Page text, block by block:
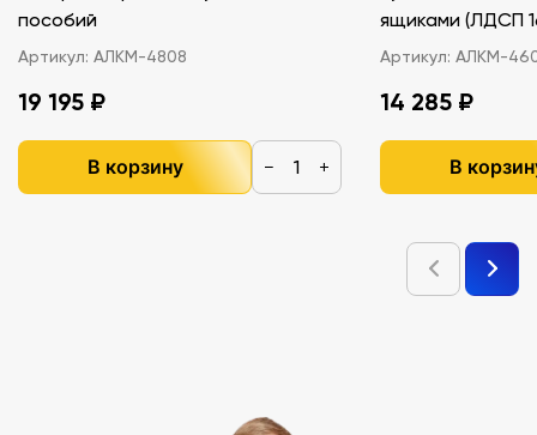
пособий
Артикул: АЛКМ-4808
19 195 ₽
В корзину − +
ящиками
Артикул: АЛКМ-
14 285 ₽
В